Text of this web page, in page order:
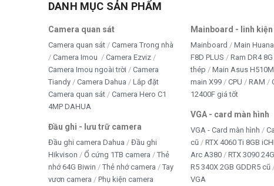
TRÒ
WEB
DANH MỤC SẢN PHẨM
Camera quan sát
Camera quan sát
Camera Trong nhà
Camera Imou
Camera Ezviz
Camera Imou ngoài trời
Camera
Tiandy
Camera Dahua
Lắp đặt
Camera quan sát
Camera Hero C1
4MP DAHUA
Đầu ghi - lưu trữ camera
Đầu ghi camera Dahua
Đầu ghi
Hikvison
Ổ cứng 1TB camera
Thẻ
nhớ 64G Biwin
Thẻ nhớ camera
Tay
vươn camera
Phụ kiện camera
Mainboard - linh kiện
Mainboard
Main
F8D PLUS
Ram DR4
thép
Main Asus
main X99
CPU RAM
12400F giá tốt
VGA - card màn hình
VGA - Card màn hình
cũ
RTX 4060 Ti 8GB
Arc A380
RTX 3090
R5 340X 2GB GDDR5 cũ
VGA